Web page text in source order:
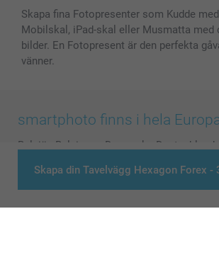
Skapa din Tavelvägg Hexagon Forex -
Skapa fina Fotopresenter som Kudde
Mobilskal, iPad-skal eller Musmatta med
bilder. En Fotopresent är den perfekta
vänner.
smartphoto finns i hela
België Belgique Danmark Deutschland
Nederland Norge - Österreich Schweiz